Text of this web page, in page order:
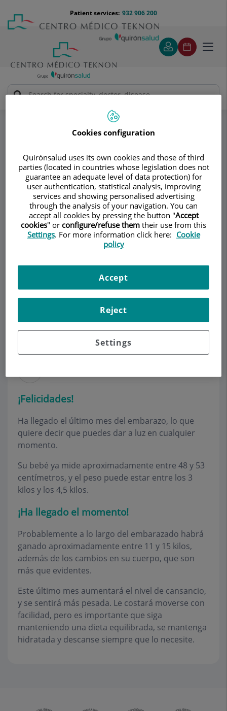
content
Menú
teléfono
cabecera
932 906 200
Patient services:
Dra. Teresa Gómez Sugrañes
Noveno mes
Consultation area
Dra. Teresa Gómez
Sugrañes
GYNECOLOGY AND OBSTETRICS
DescriptionServicesTeamContactRelevant details
Opening hours
Make an appointment
¡Felicidades!
Ha llegado el último mes del embarazo, lo que
quiere decir que puedes dar a luz en cualquier
momento.
Su bebé ya mide aproximadamente entre 48 y 53
centímetros, y el peso puede estar entre los 3
kilos y los 4,5 kilos.
¡Ha llegado el momento!
Probablemente a lo largo del embarazado habrá
ganado aproximadamente entre 11 y 15 kilos,
además de los cambios en su cuerpo, que son
más que evidentes.
Este último mes aumentará el nivel de cansancio,
y se sentirá más pesada. Le costará moverse con
facilidad, pero es importante que siga
manteniendo una dieta equilibrada, se mantenga
hidratada y descanse siempre que lo necesite.
Cookies configuration
Quirónsalud uses its own cookies and those of third
parties (located in countries whose legislation does not
guarantee an adequate level of data protection) for
user authentication, statistical analysis, improving
services and showing personalised advertising
through the analysis of your navigation. You can
accept all cookies by pressing the button "Accept
cookies" or configure/refuse them their use from this
Settings. For more information click here: Cookie
policy
Settings
Reject
Accept